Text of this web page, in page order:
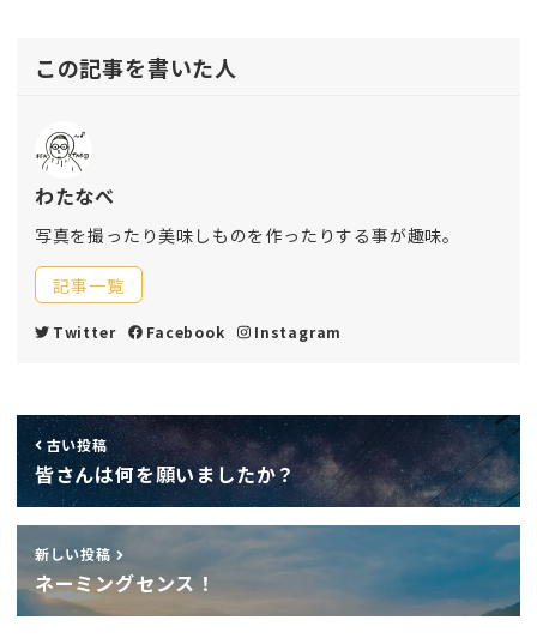
この記事を書いた人
わたなべ
写真を撮ったり美味しものを作ったりする事が趣味。
記事一覧
Twitter Facebook Instagram
古い投稿
皆さんは何を願いましたか？
新しい投稿
ネーミングセンス！